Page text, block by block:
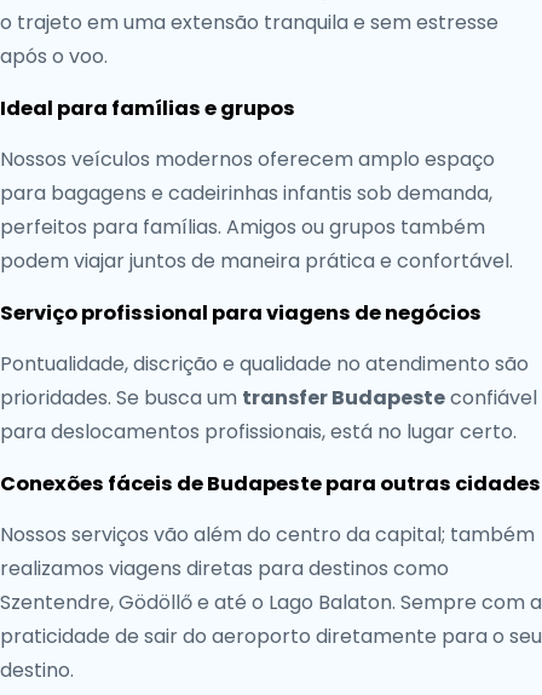
o trajeto em uma extensão tranquila e sem estresse
após o voo.
Ideal para famílias e grupos
Nossos veículos modernos oferecem amplo espaço
para bagagens e cadeirinhas infantis sob demanda,
perfeitos para famílias. Amigos ou grupos também
podem viajar juntos de maneira prática e confortável.
Serviço profissional para viagens de negócios
Pontualidade, discrição e qualidade no atendimento são
prioridades. Se busca um transfer Budapesteconfiável
para deslocamentos profissionais, está no lugar certo.
Conexões fáceis de Budapeste para outras cidades
Nossos serviços vão além do centro da capital; também
realizamos viagens diretas para destinos como
Szentendre, Gödöllő e até o Lago Balaton. Sempre com a
praticidade de sair do aeroporto diretamente para o seu
destino.